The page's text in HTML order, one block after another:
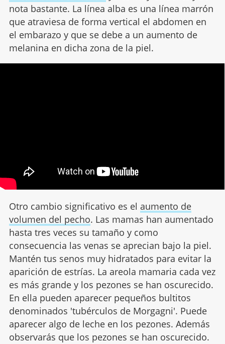
nota bastante. La línea alba es una línea marrón
que atraviesa de forma vertical el abdomen en
el embarazo y que se debe a un aumento de
melanina en dicha zona de la piel.
Otro cambio significativo es el aumento de
volumen del pecho. Las mamas han aumentado
hasta tres veces su tamaño y como
consecuencia las venas se aprecian bajo la piel.
Mantén tus senos muy hidratados para evitar la
aparición de estrías. La areola mamaria cada vez
es más grande y los pezones se han oscurecido.
En ella pueden aparecer pequeños bultitos
denominados 'tubérculos de Morgagni'. Puede
aparecer algo de leche en los pezones. Además
observarás que los pezones se han oscurecido.